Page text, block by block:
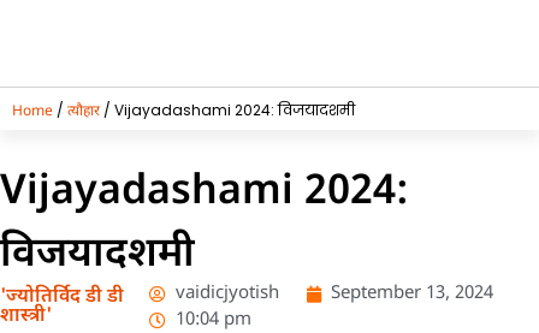
Home / त्यौहार / Vijayadashami 2024: विजयादशमी
Vijayadashami 2024:
विजयादशमी
'ज्योतिर्विद डी डी
शास्त्री'
vaidicjyotish
September 13, 2024
10:04 pm